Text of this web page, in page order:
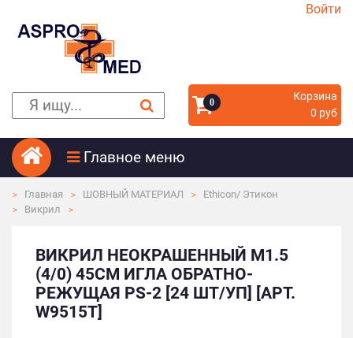
Войти
0
Корзина
0 руб
Главное меню
Главная ШОВНЫЙ МАТЕРИАЛ
Ethicon/ Этикон
Викрил
ВИКРИЛ НЕОКРАШЕННЫЙ М1.5
(4/0) 45СМ ИГЛА ОБРАТНО-
РЕЖУЩАЯ PS-2 [24 ШТ/УП] [АРТ.
W9515T]